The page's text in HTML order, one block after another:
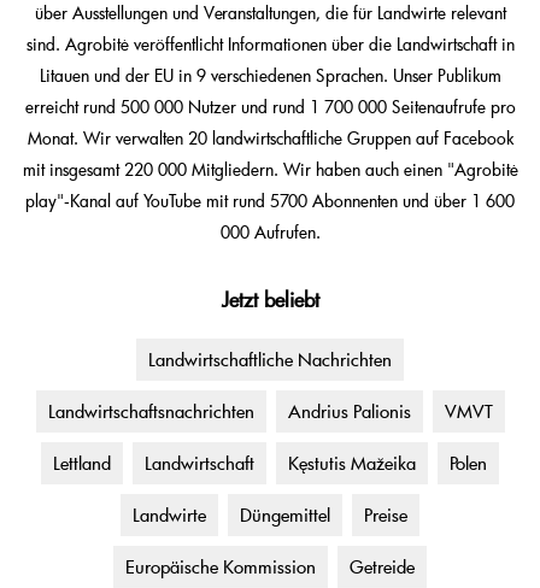
über Ausstellungen und Veranstaltungen, die für Landwirte relevant
sind. Agrobitė veröffentlicht Informationen über die Landwirtschaft in
Litauen und der EU in 9 verschiedenen Sprachen. Unser Publikum
erreicht rund 500 000 Nutzer und rund 1 700 000 Seitenaufrufe pro
Monat. Wir verwalten 20 landwirtschaftliche Gruppen auf Facebook
mit insgesamt 220 000 Mitgliedern. Wir haben auch einen "Agrobitė
play"-Kanal auf YouTube mit rund 5700 Abonnenten und über 1 600
000 Aufrufen.
Jetzt beliebt
Landwirtschaftliche Nachrichten
Landwirtschaftsnachrichten Andrius Palionis VMVT
Lettland Landwirtschaft Kęstutis Mažeika Polen
Landwirte Düngemittel Preise
Europäische Kommission Getreide